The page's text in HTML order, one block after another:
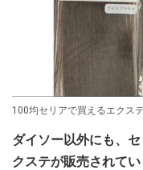
100均セリアで買えるエクステ
ダイソー以外にも、
クステが販売されてい